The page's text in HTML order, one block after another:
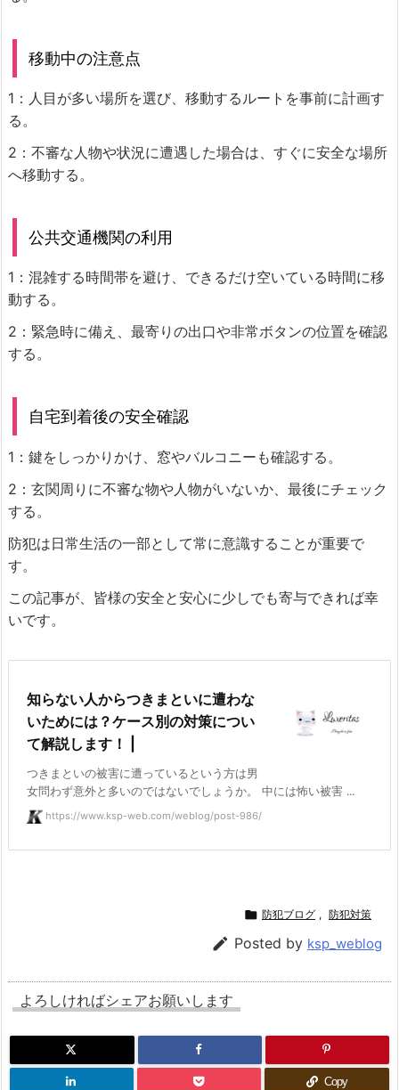
移動中の注意点
1：人目が多い場所を選び、移動するルートを事前に計画す
る。
2：不審な人物や状況に遭遇した場合は、すぐに安全な場所
へ移動する。
公共交通機関の利用
1：混雑する時間帯を避け、できるだけ空いている時間に移
動する。
2：緊急時に備え、最寄りの出口や非常ボタンの位置を確認
する。
自宅到着後の安全確認
1：鍵をしっかりかけ、窓やバルコニーも確認する。
2：玄関周りに不審な物や人物がいないか、最後にチェック
する。
防犯は日常生活の一部として常に意識することが重要で
す。
この記事が、皆様の安全と安心に少しでも寄与できれば幸
いです。
知らない人からつきまといに遭わな
いためには？ケース別の対策につい
て解説します！ |
つきまといの被害に遭っているという方は男
女問わず意外と多いのではないでしょうか。 中には怖い被害 ...
https://www.ksp-web.com/weblog/post-986/
 防犯ブログ , 防犯対策
 Posted by ksp_weblog
よろしければシェアお願いします
Copy